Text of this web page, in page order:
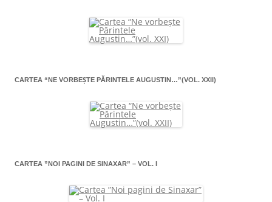
CARTEA “NE VORBEŞTE PĂRINTELE AUGUSTIN…”(VOL. XXII)
CARTEA ”NOI PAGINI DE SINAXAR” – VOL. I